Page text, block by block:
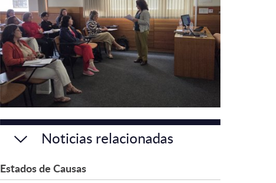
Noticias relacionadas
Estados de Causas